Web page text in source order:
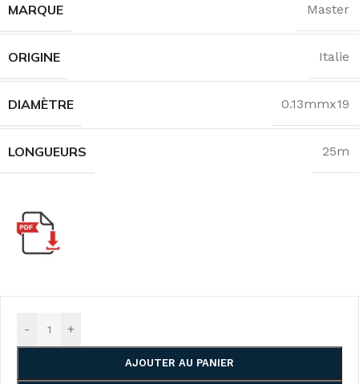
MARQUE Master
ORIGINE Italie
DIAMÈTRE 0.13mmx19
LONGUEURS 25m
- +
AJOUTER AU PANIER